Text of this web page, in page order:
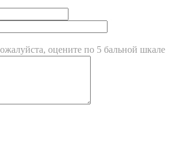
оцените по 5 бальной шкале